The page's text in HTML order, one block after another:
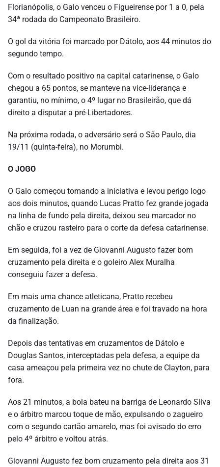
Florianópolis, o Galo venceu o Figueirense por 1 a 0, pela
34ª rodada do Campeonato Brasileiro.
O gol da vitória foi marcado por Dátolo, aos 44 minutos do
segundo tempo.
Com o resultado positivo na capital catarinense, o Galo
chegou a 65 pontos, se manteve na vice-liderança e
garantiu, no mínimo, o 4º lugar no Brasileirão, que dá
direito a disputar a pré-Libertadores.
Na próxima rodada, o adversário será o São Paulo, dia
19/11 (quinta-feira), no Morumbi.
O JOGO
O Galo começou tomando a iniciativa e levou perigo logo
aos dois minutos, quando Lucas Pratto fez grande jogada
na linha de fundo pela direita, deixou seu marcador no
chão e cruzou rasteiro para o corte da defesa catarinense.
Em seguida, foi a vez de Giovanni Augusto fazer bom
cruzamento pela direita e o goleiro Alex Muralha
conseguiu fazer a defesa.
Em mais uma chance atleticana, Pratto recebeu
cruzamento de Luan na grande área e foi travado na hora
da finalização.
Depois das tentativas em cruzamentos de Dátolo e
Douglas Santos, interceptadas pela defesa, a equipe da
casa ameaçou pela primeira vez no chute de Clayton, para
fora.
Aos 21 minutos, a bola bateu na barriga de Leonardo Silva
e o árbitro marcou toque de mão, expulsando o zagueiro
com o segundo cartão amarelo, mas foi avisado do erro
pelo 4º árbitro e voltou atrás.
Giovanni Augusto fez bom cruzamento pela direita aos 31